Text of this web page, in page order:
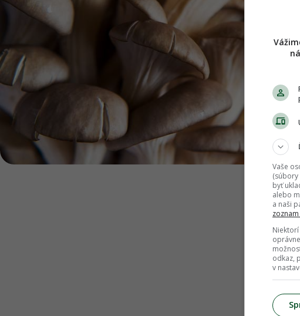
Vaše
byť
alebo
a naši
odkaz,
v